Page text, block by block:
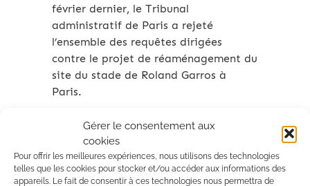
Gérer le consentement aux
cookies
Pour offrir les meilleures expériences, nous utilisons des technologies
telles que les cookies pour stocker et/ou accéder aux informations des
appareils. Le fait de consentir à ces technologies nous permettra de
février dernier, le Tribunal
administratif de Paris a rejeté
l’ensemble des requêtes dirigées
contre le projet de réaménagement du
site du stade de Roland Garros à
Paris.